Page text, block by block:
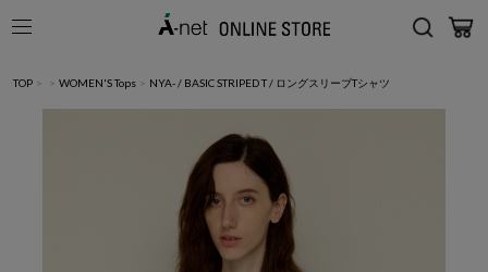
TOP > > WOMEN'S Tops > NYA- / BASIC STRIPED T / ロングスリーブTシャツ